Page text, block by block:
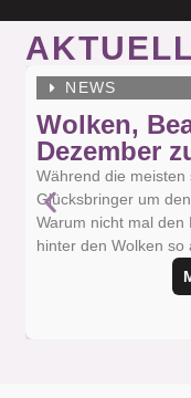
NEWS
Wolken,
Dezember
Während die
Glücksbringer um
Warum nicht mal
hinter den Wolken so